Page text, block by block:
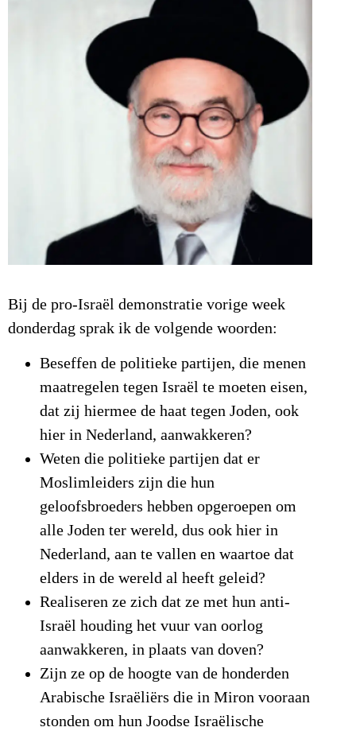
Bij de pro-Israël demonstratie vorige week
donderdag sprak ik de volgende woorden:
Beseffen de politieke partijen, die menen
maatregelen tegen Israël te moeten eisen,
dat zij hiermee de haat tegen Joden, ook
hier in Nederland, aanwakkeren?
Weten die politieke partijen dat er
Moslimleiders zijn die hun
geloofsbroeders hebben opgeroepen om
alle Joden ter wereld, dus ook hier in
Nederland, aan te vallen en waartoe dat
elders in de wereld al heeft geleid?
Realiseren ze zich dat ze met hun anti-
Israël houding het vuur van oorlog
aanwakkeren, in plaats van doven?
Zijn ze op de hoogte van de honderden
Arabische Israëliërs die in Miron vooraan
stonden om hun Joodse Israëlische